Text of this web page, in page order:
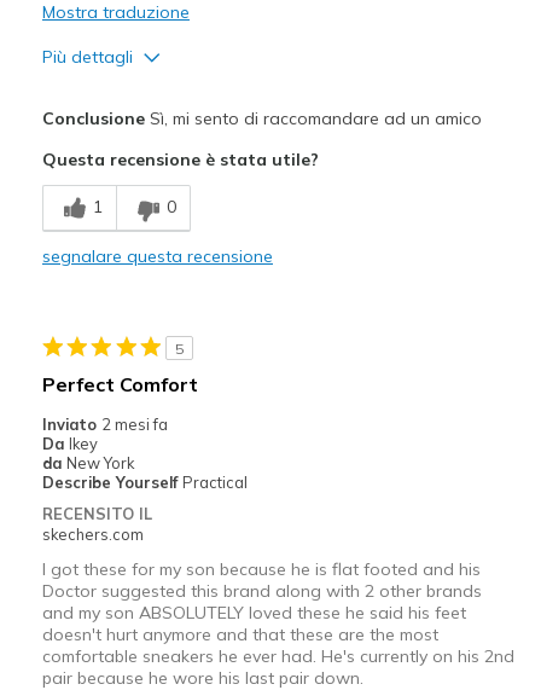
Mostra traduzione
Più dettagli
Breathe Well
Comfortable
Migliori Utilizzi:
Going Out
Travel
Width
Feels true to width
Sizing
Feels true to size
View On Shoes
I'm Into Shoes
ConclusioneSì, mi sento di raccomandare ad un amico
Questa recensione è stata utile?
1 0
segnalare questa recensione
5
Perfect Comfort
Inviato 2 mesi fa
Da Ikey
da New York
Describe Yourself Practical
RECENSITO IL
skechers.com
I got these for my son because he is flat footed and his
Doctor suggested this brand along with 2 other brands
and my son ABSOLUTELY loved these he said his feet
doesn't hurt anymore and that these are the most
comfortable sneakers he ever had. He's currently on his 2nd
pair because he wore his last pair down.